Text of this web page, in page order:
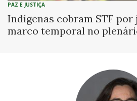
PAZ E JUSTIÇA
Indígenas cobram STF
marco temporal no